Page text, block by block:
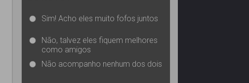
Sim! Acho eles muito fofos juntos
Não, talvez eles fiquem melhores
como amigos
Não acompanho nenhum dos dois